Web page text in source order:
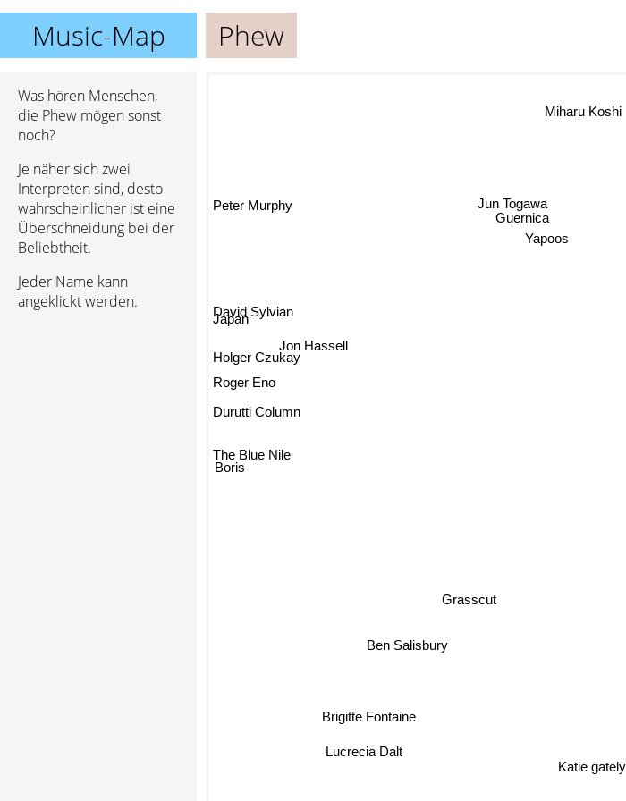
Music-Map Phew
Was hören Menschen,
die Phew mögen sonst
noch?
Je näher sich zwei
Interpreten sind, desto
wahrscheinlicher ist eine
Überschneidung bei der
Beliebtheit.
Jeder Name kann
angeklickt werden.
Grasscut
Katie gately
Yapoos
Guernica
Ben Salisbury
Brigitte Fontaine
Jun Togawa
Miharu Koshi
Lucrecia Dalt
Japan
Roger Eno
Durutti Column
The Blue Nile
Holger Czukay
Jon Hassell
Boris
David Sylvian
Peter Murphy